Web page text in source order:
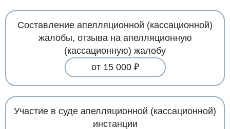
Составление апелляционной (кассационной)
жалобы, отзыва на апелляционную
(кассационную) жалобу
от 15 000 ₽
Участие в суде апелляционной (кассационной)
инстанции